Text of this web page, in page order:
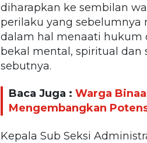
diharapkan ke sembilan
perilaku yang sebelumnya
dalam hal menaati hukum
bekal mental, spiritual dan
sebutnya.
Baca Juga : Warga
Mengembangkan
Kepala Sub Seksi